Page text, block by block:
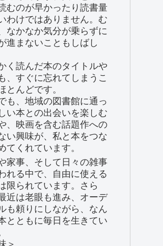
むのが早かったり読書量
わけではありません。む
なかなか気分が乗らずに
進まないこともしばし
く読んだ本のタイトルや
、すぐに忘れてしまうこ
とんどです。
も、地域の図書館に通っ
い本との出会いを楽しむ
、映画を含む話題作への
い興味が、私と本をつな
てくれています。
家事、そして日々の雑事
れる中で、自由に使える
限られています。さら
近は老眼も進み、オーデ
も頼りにしながら、なん
とともに毎日を生きてい